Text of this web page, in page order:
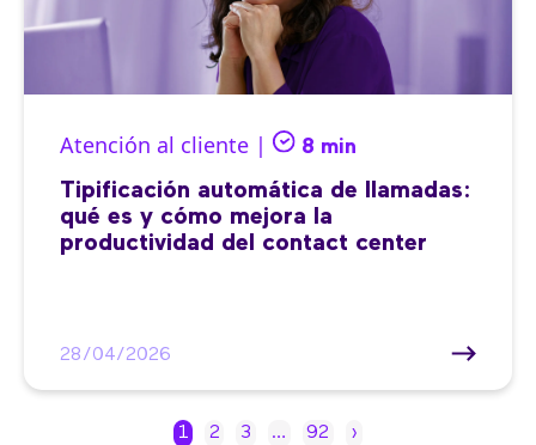
Atención al cliente | 8 min
Tipificación automática de llamadas:
qué es y cómo mejora la
productividad del contact center
28/04/2026
1 2 3 … 92 ›